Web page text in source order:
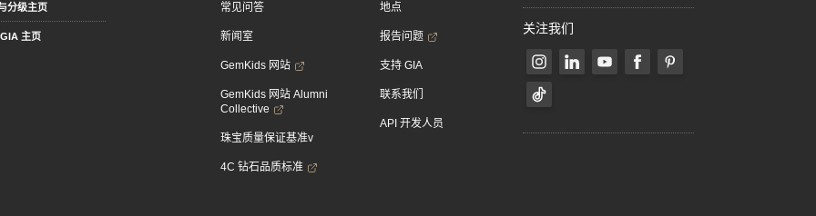
分级主页
主页
常见问答
新闻室
GemKids 网站
GemKids 网站 Alumni
Collective
珠宝质量保证基准v
4C 钻石品质标准
地点
报告问题
支持 GIA
联系我们
API 开发人员
关注我们